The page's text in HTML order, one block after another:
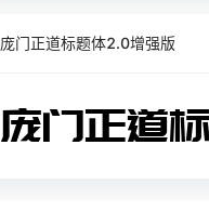
庞门正道标题体2.0增强版